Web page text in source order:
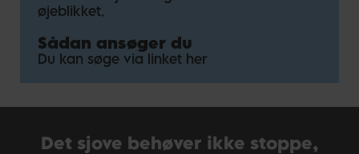
øjeblikket.
Sådan ansøger du
Du kan søge via linket her
Det sjove behøver ikke stoppe,